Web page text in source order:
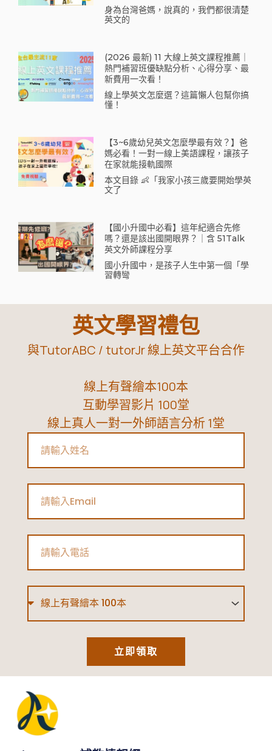
身為台灣爸媽，說真的，我們都很清楚
英文的
(2026 最新) 11 大線上英文課程推薦｜
熱門補習班優缺點分析、心得分享、最
新費用一次看！
線上學英文怎麼選？這篇懶人包幫你搞
懂！
【3~6歲幼兒英文怎麼學最有效？】爸
媽必看！一對一線上美語課程，讓孩子
在家就能接軌國際
本文目錄 👶「我家小孩三歲要開始學英
文了
【國小升國中必看】這年紀適合先修
嗎？還是該出國開眼界？｜含 51Talk
英文外師課程分享
國小升國中，是孩子人生中第一個「學
習轉彎
英文學習禮包
與TutorABC / tutorJr 線上英文平台合作
線上有聲繪本100本
互動學習影片 100堂
線上真人一對一外師語言分析 1堂
立即領取